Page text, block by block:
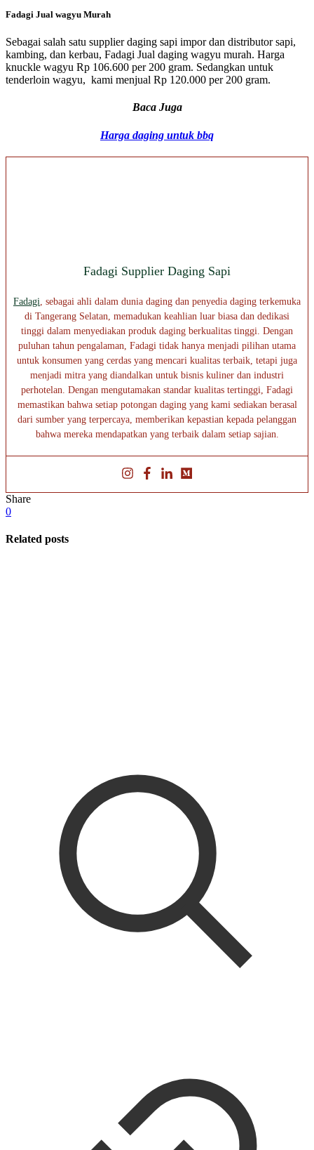
Fadagi Jual wagyu Murah
Sebagai salah satu supplier daging sapi impor dan distributor sapi,
kambing, dan kerbau, Fadagi Jual daging wagyu murah. Harga
knuckle wagyu Rp 106.600 per 200 gram. Sedangkan untuk
tenderloin wagyu, kami menjual Rp 120.000 per 200 gram.
Baca Juga
Harga daging untuk bbq
Fadagi Supplier Daging Sapi
Fadagi , sebagai ahli dalam dunia daging dan penyedia daging terkemuka
di Tangerang Selatan, memadukan keahlian luar biasa dan dedikasi
tinggi dalam menyediakan produk daging berkualitas tinggi. Dengan
puluhan tahun pengalaman, Fadagi tidak hanya menjadi pilihan utama
untuk konsumen yang cerdas yang mencari kualitas terbaik, tetapi juga
menjadi mitra yang diandalkan untuk bisnis kuliner dan industri
perhotelan. Dengan mengutamakan standar kualitas tertinggi, Fadagi
memastikan bahwa setiap potongan daging yang kami sediakan berasal
dari sumber yang terpercaya, memberikan kepastian kepada pelanggan
bahwa mereka mendapatkan yang terbaik dalam setiap sajian.
Share
0
Related posts